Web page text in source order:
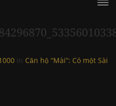
in Căn hộ “Mài”: Có một Sài